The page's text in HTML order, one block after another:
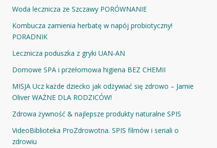
Woda lecznicza ze Szczawy PORÓWNANIE
Kombucza zamienia herbatę w napój probiotyczny!
PORADNIK
Lecznicza poduszka z gryki UAN-AN
Domowe SPA i przełomowa higiena BEZ CHEMII
MISJA Ucz każde dziecko jak odżywiać się zdrowo – Jamie
Oliver WAŻNE DLA RODZICÓW!
Zdrowa żywność & najlepsze produkty naturalne SPIS
VideoBiblioteka ProZdrowotna. SPIS filmów i seriali o
zdrowiu